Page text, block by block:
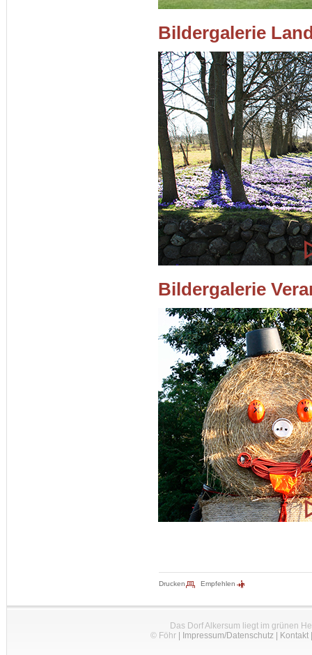
Bildergalerie
Bildergalerie
Drucken Empfehlen
Das Dorf Alkersum liegt im grünen
© Föhr| Impressum/Datenschutz| Kontakt